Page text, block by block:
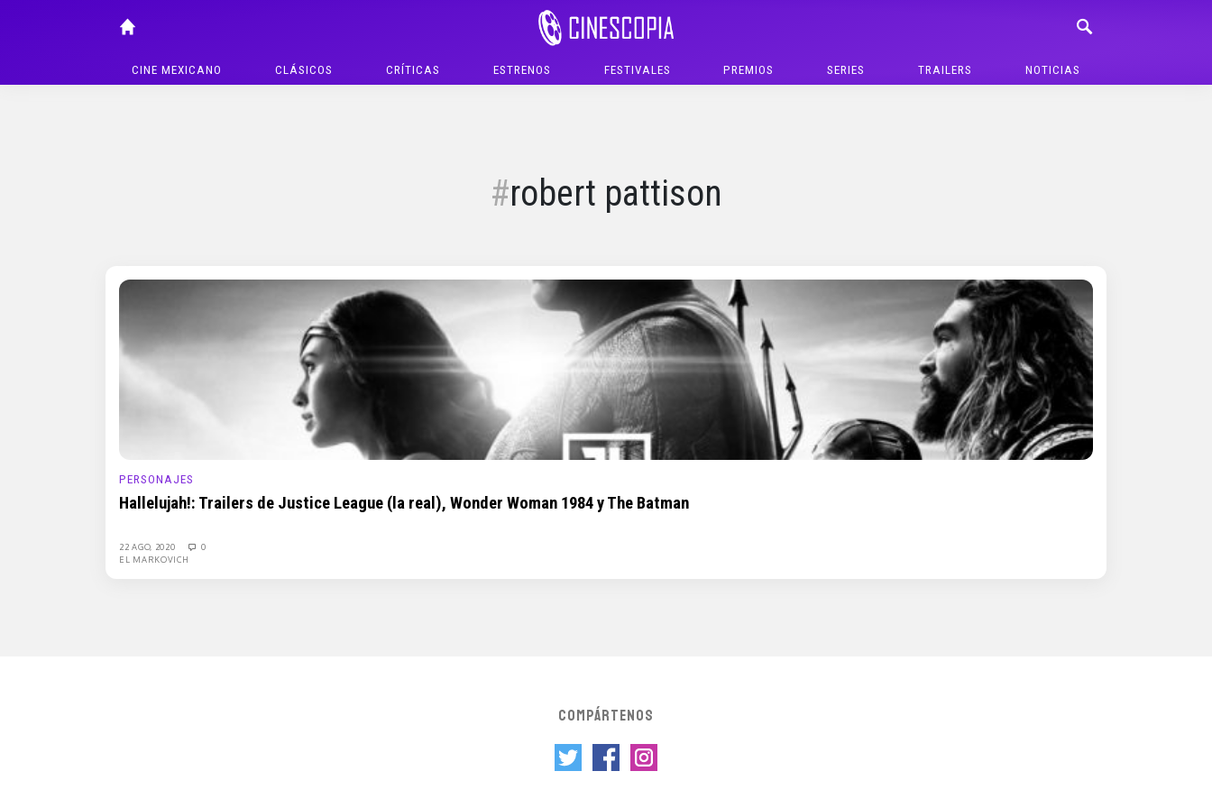
CINE MEXICANO CLÁSICOS CRÍTICAS ESTRENOS FESTIVALES PREMIOS SERIES TRAILERS NOTICIAS
robert pattison
PERSONAJES
Hallelujah!: Trailers de Justice League (la real), Wonder Woman 1984 y The Batman
22 AGO, 2020
0
EL MARKOVICH
COMPÁRTENOS